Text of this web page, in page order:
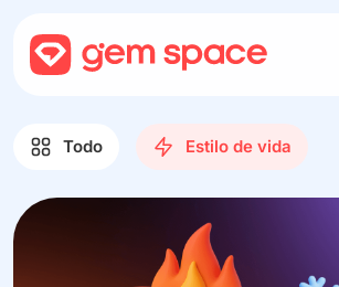
Todo Estilo de vida